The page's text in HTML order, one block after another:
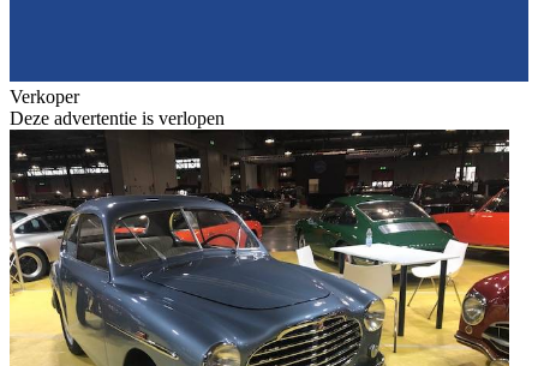
Verkoper
Deze advertentie is verlopen